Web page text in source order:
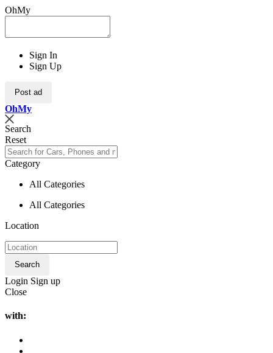
OhMy
Sign In
Sign Up
Post ad
OhMy
Search
Reset
Category
All Categories
All Categories
Location
Search
Login Sign up
Close
with: